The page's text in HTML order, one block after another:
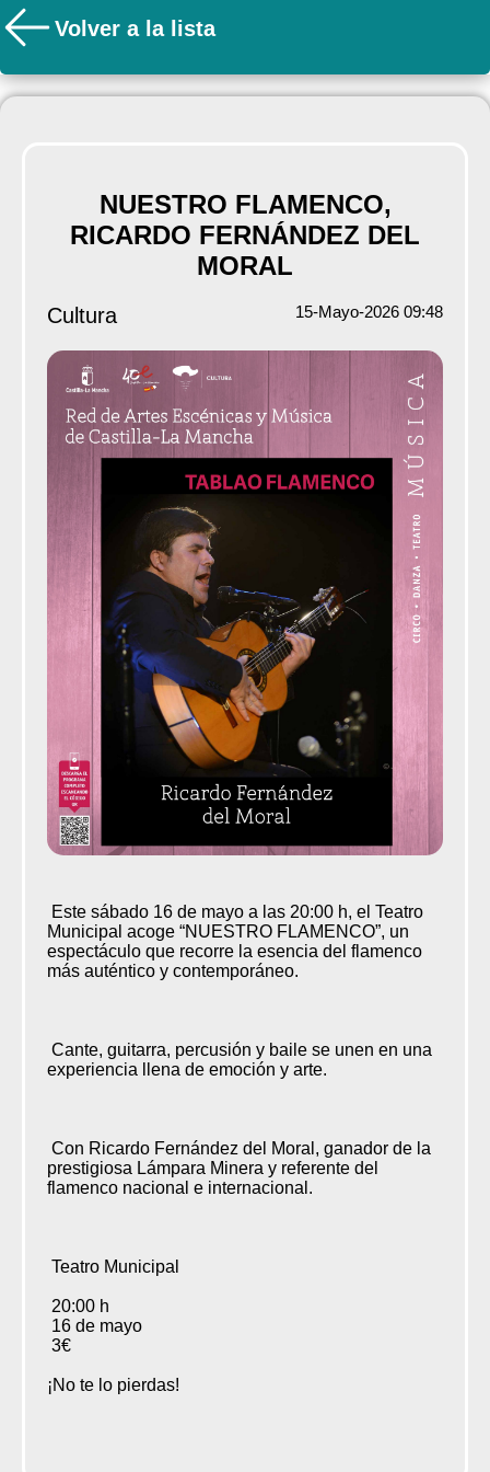
Volver a la lista
NUESTRO FLAMENCO,
RICARDO FERNÁNDEZ DEL
MORAL
Cultura 15-Mayo-2026 09:48
Este sábado 16 de mayo a las 20:00 h, el Teatro
Municipal acoge “NUESTRO FLAMENCO”, un
espectáculo que recorre la esencia del flamenco
más auténtico y contemporáneo.
Cante, guitarra, percusión y baile se unen en una
experiencia llena de emoción y arte.
Con Ricardo Fernández del Moral, ganador de la
prestigiosa Lámpara Minera y referente del
flamenco nacional e internacional.
Teatro Municipal
20:00 h
16 de mayo
3€
¡No te lo pierdas!